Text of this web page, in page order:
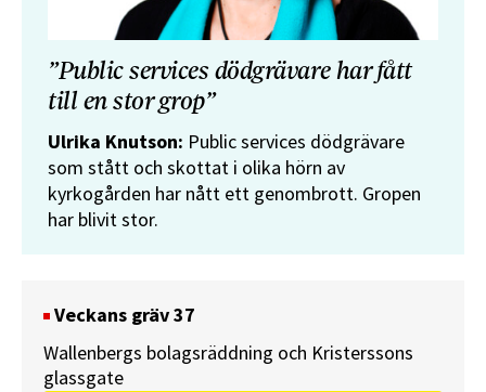
”Public services dödgrävare har fått
till en stor grop”
Ulrika Knutson: Public services dödgrävare
som stått och skottat i olika hörn av
kyrkogården har nått ett genombrott. Gropen
har blivit stor.
Veckans gräv 37
Wallenbergs bolagsräddning och Kristerssons
glassgate